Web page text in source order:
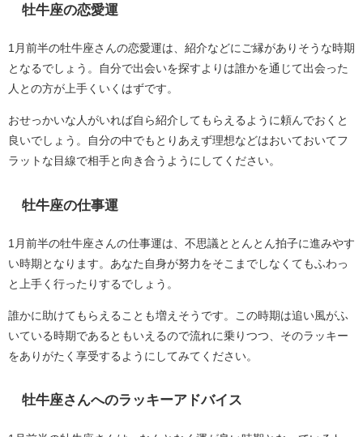
牡牛座の恋愛運
1月前半の牡牛座さんの恋愛運は、紹介などにご縁がありそうな時期
となるでしょう。自分で出会いを探すよりは誰かを通じて出会った
人との方が上手くいくはずです。
おせっかいな人がいれば自ら紹介してもらえるように頼んでおくと
良いでしょう。自分の中でもとりあえず理想などはおいておいてフ
ラットな目線で相手と向き合うようにしてください。
牡牛座の仕事運
1月前半の牡牛座さんの仕事運は、不思議ととんとん拍子に進みやす
い時期となります。あなた自身が努力をそこまでしなくてもふわっ
と上手く行ったりするでしょう。
誰かに助けてもらえることも増えそうです。この時期は追い風がふ
いている時期であるともいえるので流れに乗りつつ、そのラッキー
をありがたく享受するようにしてみてください。
牡牛座さんへのラッキーアドバイス